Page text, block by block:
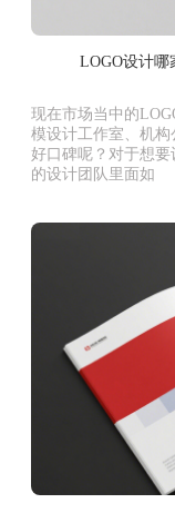
LOGO设计哪
现在市场当中的
模设计工作室、机
好口碑呢？对于想
的设计团队里面如